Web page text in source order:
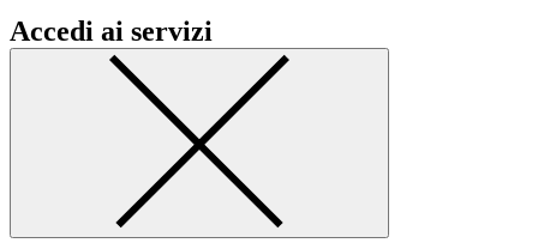
Accedi ai servizi